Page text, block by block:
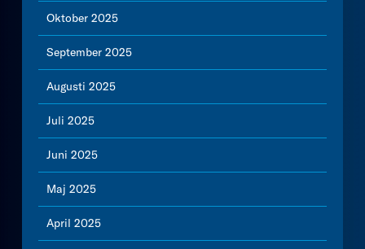
Oktober 2025
September 2025
Augusti 2025
Juli 2025
Juni 2025
Maj 2025
April 2025